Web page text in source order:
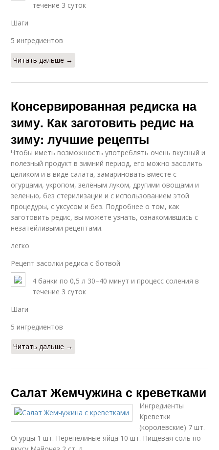
течение 3 суток
Шаги
5 ингредиентов
Читать дальше →
Консервированная редиска на
зиму. Как заготовить редис на
зиму: лучшие рецепты
Чтобы иметь возможность употреблять очень вкусный и
полезный продукт в зимний период, его можно засолить
целиком и в виде салата, замариновать вместе с
огурцами, укропом, зелёным луком, другими овощами и
зеленью, без стерилизации и с использованием этой
процедуры, с уксусом и без. Подробнее о том, как
заготовить редис, вы можете узнать, ознакомившись с
незатейливыми рецептами.
легко
Рецепт засолки редиса с ботвой
4 банки по 0,5 л 30–40 минут и процесс соления в
течение 3 суток
Шаги
5 ингредиентов
Читать дальше →
Салат Жемчужина с креветками
Ингредиенты
Креветки
(королевские) 7 шт.
Огурцы 1 шт. Перепелиные яйца 10 шт. Пищевая соль по